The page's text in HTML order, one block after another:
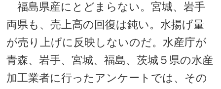
福島県産にとどまらない。宮城、岩手
両県も、売上高の回復は鈍い。水揚げ量
が売り上げに反映しないのだ。水産庁が
青森、岩手、宮城、福島、茨城５県の水産
加工業者に行ったアンケートでは、その